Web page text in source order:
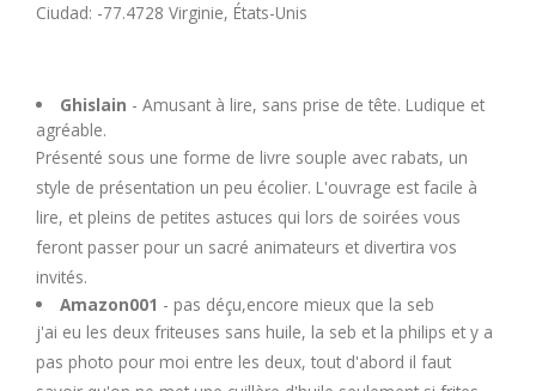
Ciudad: -77.4728 Virginie, États-Unis
Ghislain - Amusant à lire, sans prise de tête. Ludique et
agréable.
Présenté sous une forme de livre souple avec rabats, un
style de présentation un peu écolier. L'ouvrage est facile à
lire, et pleins de petites astuces qui lors de soirées vous
feront passer pour un sacré animateurs et divertira vos
invités.
Amazon001 - pas déçu,encore mieux que la seb
j'ai eu les deux friteuses sans huile, la seb et la philips et y a
pas photo pour moi entre les deux, tout d'abord il faut